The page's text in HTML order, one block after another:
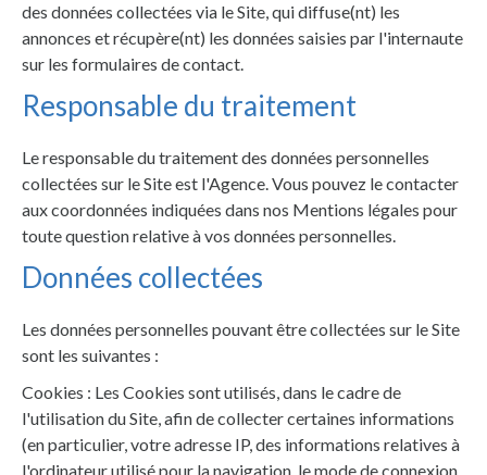
des données collectées via le Site, qui diffuse(nt) les
annonces et récupère(nt) les données saisies par l'internaute
sur les formulaires de contact.
Responsable du traitement
Le responsable du traitement des données personnelles
collectées sur le Site est l'Agence. Vous pouvez le contacter
aux coordonnées indiquées dans nos Mentions légales pour
toute question relative à vos données personnelles.
Données collectées
Les données personnelles pouvant être collectées sur le Site
sont les suivantes :
Cookies : Les Cookies sont utilisés, dans le cadre de
l'utilisation du Site, afin de collecter certaines informations
(en particulier, votre adresse IP, des informations relatives à
l'ordinateur utilisé pour la navigation, le mode de connexion,